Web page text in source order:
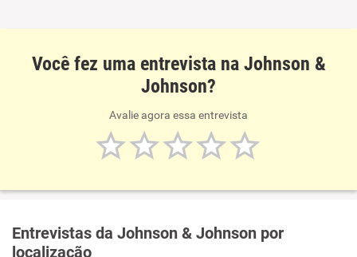
Você fez uma entrevista na Johnson &
Johnson?
Avalie agora essa entrevista
Entrevistas da Johnson & Johnson por
localização